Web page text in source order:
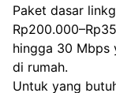
Paket dasar
hingga 30 Mbps
di rumah.
Untuk yang